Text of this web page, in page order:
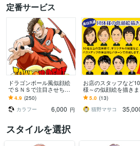
定番サービス
ドラゴンボール風似顔絵
でＳＮＳで注目させちゃ
います お誕生日や還暦の
プレゼントにＤＢ風似顔
絵でサプライズ★！
4.9 (250)
カラフー
6,000 円
お店のスタッフなど
様～の似顔絵を描きま
お揃いの制服やユニホ
ム姿の似顔絵で統一感
誠実度アップ！
5.0 (13)
猫野マサコ
スタイルを選択